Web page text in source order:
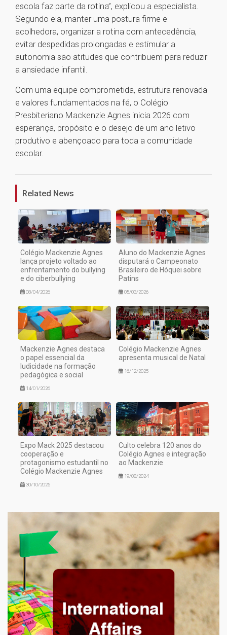
escola faz parte da rotina”, explicou a especialista.
Segundo ela, manter uma postura firme e
acolhedora, organizar a rotina com antecedência,
evitar despedidas prolongadas e estimular a
autonomia são atitudes que contribuem para reduzir
a ansiedade infantil.
Com uma equipe comprometida, estrutura renovada
e valores fundamentados na fé, o Colégio
Presbiteriano Mackenzie Agnes inicia 2026 com
esperança, propósito e o desejo de um ano letivo
produtivo e abençoado para toda a comunidade
escolar.
Related News
Colégio Mackenzie Agnes
lança projeto voltado ao
enfrentamento do bullying
e do ciberbullying
08/04/2026
Aluno do Mackenzie Agnes
disputará o Campeonato
Brasileiro de Hóquei sobre
Patins
05/03/2026
Mackenzie Agnes destaca
o papel essencial da
ludicidade na formação
pedagógica e social
14/01/2026
Colégio Mackenzie Agnes
apresenta musical de Natal
16/12/2025
Expo Mack 2025 destacou
cooperação e
protagonismo estudantil no
Colégio Mackenzie Agnes
30/10/2025
Culto celebra 120 anos do
Colégio Agnes e integração
ao Mackenzie
19/08/2024